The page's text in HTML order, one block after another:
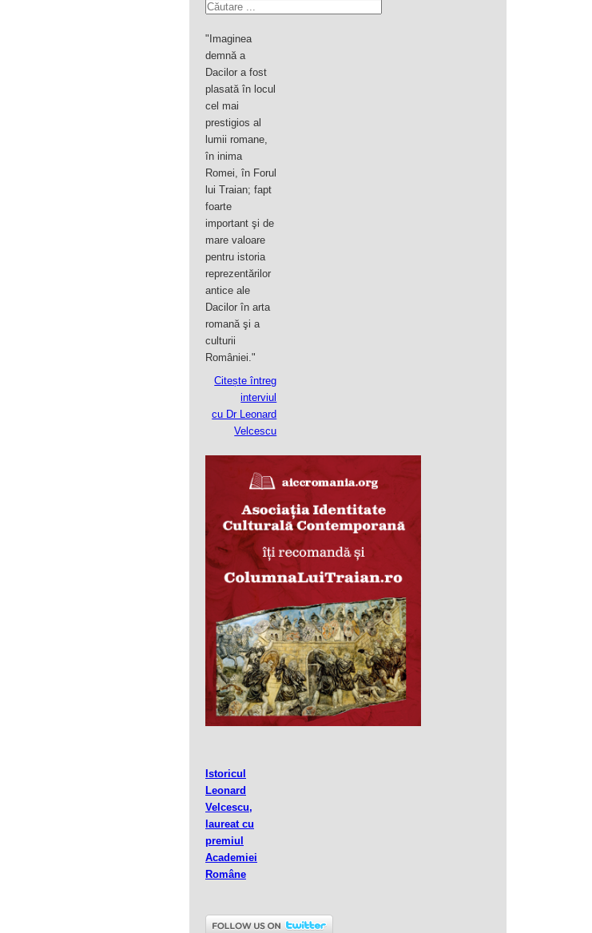
"Imaginea
demnă a
Dacilor a fost
plasată în locul
cel mai
prestigios al
lumii romane,
în inima
Romei, în Forul
lui Traian; fapt
foarte
important şi de
mare valoare
pentru istoria
reprezentărilor
antice ale
Dacilor în arta
romană şi a
culturii
României."
Citește întreg
interviul
cu Dr Leonard
Velcescu
Istoricul
Leonard
Velcescu,
laureat cu
premiul
Academiei
Române